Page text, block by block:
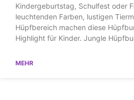
Kindergeburtstag, Schulfest oder
leuchtenden Farben, lustigen
Hüpfbereich machen diese
Highlight für Kinder. Jungle
MEHR